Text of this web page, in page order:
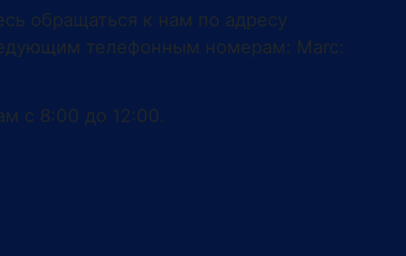
обращаться к нам по адресу
телефонным номерам: Marc:
с 8:00 до 12:00.